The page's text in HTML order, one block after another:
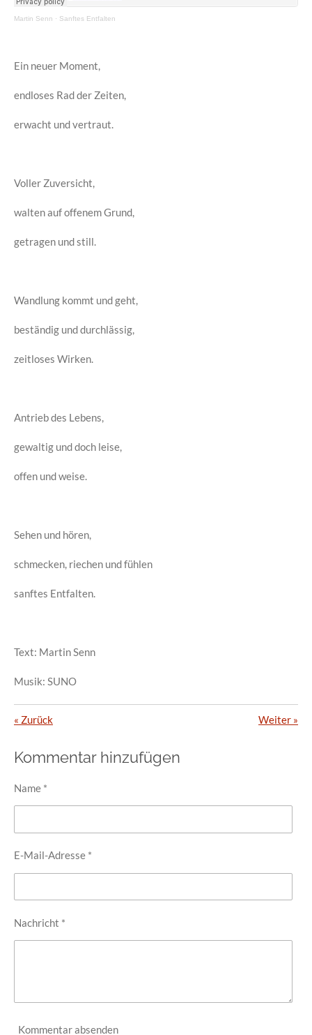
Martin Senn · Sanftes Entfalten
Ein neuer Moment,
endloses Rad der Zeiten,
erwacht und vertraut.
Voller Zuversicht,
walten auf offenem Grund,
getragen und still.
Wandlung kommt und geht,
beständig und durchlässig,
zeitloses Wirken.
Antrieb des Lebens,
gewaltig und doch leise,
offen und weise.
Sehen und hören,
schmecken, riechen und fühlen
sanftes Entfalten.
Text: Martin Senn
Musik: SUNO
« Zurück Weiter »
Kommentar hinzufügen
Name *
E-Mail-Adresse *
Nachricht *
Kommentar absenden